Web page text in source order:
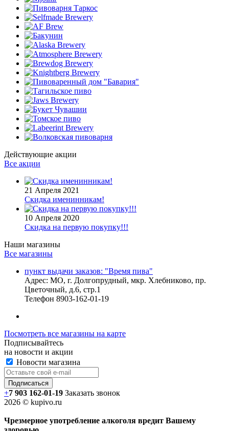
Действующие акции
Все акции
21 Апреля 2021
Скидка именинникам!
10 Апреля 2020
Скидка на первую покупку!!!
Наши магазины
Все магазины
пункт выдачи заказов: "Время пива"
Адрес: МО, г. Долгопрудный, мкр. Хлебниково, пр.
Цветочный, д.6, стр.1
Телефон 8903-162-01-19
Посмотреть все магазины на карте
Подписывайтесь
на новости и акции
Новости магазина
+7 903 162-01-19 Заказать звонок
2026 © kupivo.ru
Чрезмерное употребление алкоголя вредит Вашему